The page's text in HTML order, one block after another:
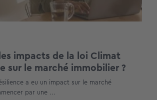
impacts de la loi Climat
sur le marché immobilier ?
a eu un impact sur le marché
par une ...